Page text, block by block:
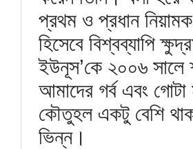
প্রথম ও প্রধান
হিসেবে বিশ্বব্যাপি
ইউনূস’কে ২০০৬ সালে
আমাদের গর্ব এবং
কৌতুহল একটু বেশি
ভিন্ন।